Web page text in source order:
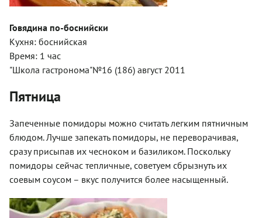
Говядина по-боснийски
Кухня: боснийская
Время: 1 час
"Школа гастронома"№16 (186) август 2011
Пятница
Запеченные помидоры можно считать легким пятничным
блюдом. Лучше запекать помидоры, не переворачивая,
сразу присыпав их чесноком и базиликом. Поскольку
помидоры сейчас тепличные, советуем сбрызнуть их
соевым соусом – вкус получится более насыщенный.